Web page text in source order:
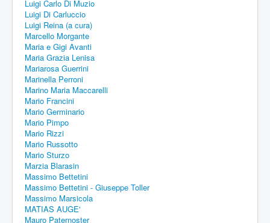
Luigi Carlo Di Muzio
Luigi Di Carluccio
Luigi Reina (a cura)
Marcello Morgante
Maria e Gigi Avanti
Maria Grazia Lenisa
Mariarosa Guerrini
Marinella Perroni
Marino Maria Maccarelli
Mario Francini
Mario Germinario
Mario Pimpo
Mario Rizzi
Mario Russotto
Mario Sturzo
Marzia Blarasin
Massimo Bettetini
Massimo Bettetini - Giuseppe Toller
Massimo Marsicola
MATIAS AUGE'
Mauro Paternoster